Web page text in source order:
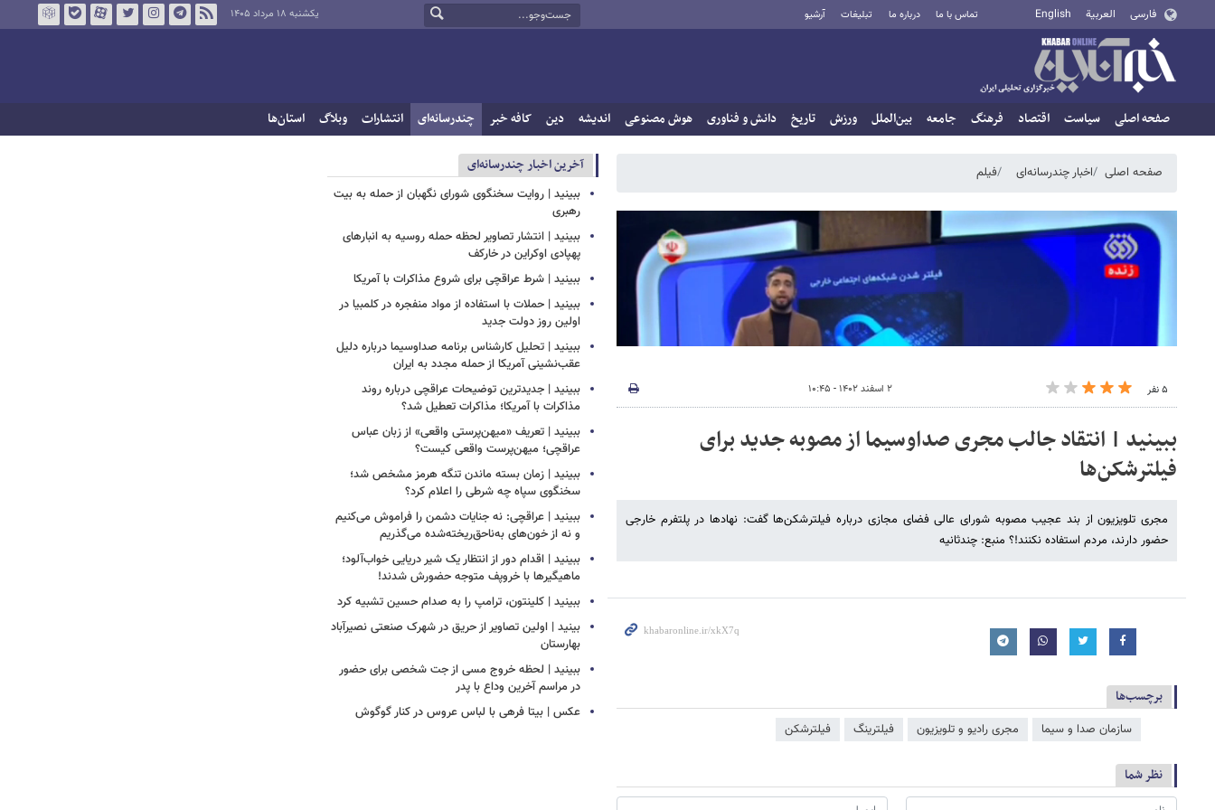
فارسی العربية English تماس با ما درباره ما تبلیغات آرشیو یکشنبه ۱۸ مرداد ۱۴۰۵
صفحه اصلی سیاست اقتصاد فرهنگ جامعه بین‌الملل ورزش تاریخ دانش و فناوری هوش مصنوعی اندیشه دین کافه خبر چندرسانه‌ای انتشارات وبلاگ استان‌ها
صفحه اصلی اخبار چندرسانه‌ای فیلم
۵ نفر ۲ اسفند ۱۴۰۲ - ۱۰:۴۵
ببینید | انتقاد جالب مجری صداوسیما از مصوبه جدید برای
فیلترشکن‌ها
مجری تلویزیون از بند عجیب مصوبه شورای عالی فضای مجازی درباره فیلترشکن‌ها گفت: نهادها در پلتفرم خارجی
حضور دارند، مردم استفاده نکنند!؟ منبع: چندثانیه
برچسب‌ها
سازمان صدا و سیما مجری رادیو و تلویزیون فیلترینگ فیلترشکن
نظر شما
آخرین اخبار چندرسانه‌ای
ببینید | روایت سخنگوی شورای نگهبان از حمله به بیت
رهبری
ببینید | انتشار تصاویر لحظه حمله روسیه به انبارهای
پهپادی اوکراین در خارکف
ببینید | شرط عراقچی برای شروع مذاکرات با آمریکا
ببینید | حملات با استفاده از مواد منفجره در کلمبیا در
اولین روز دولت جدید
ببینید | تحلیل کارشناس برنامه صداوسیما درباره دلیل
عقب‌نشینی آمریکا از حمله مجدد به ایران
ببینید | جدیدترین توضیحات عراقچی درباره روند
مذاکرات با آمریکا؛ مذاکرات تعطیل شد؟
ببینید | تعریف «میهن‌پرستی واقعی» از زبان عباس
عراقچی؛ میهن‌پرست واقعی کیست؟
ببینید | زمان بسته ماندن تنگه هرمز مشخص شد؛
سخنگوی سپاه چه شرطی را اعلام کرد؟
ببینید | عراقچی: نه جنایات دشمن را فراموش می‌کنیم
و نه از خون‌های به‌ناحق‌ریخته‌شده می‌گذریم
ببینید | اقدام دور از انتظار یک شیر دریایی خواب‌آلود؛
ماهیگیرها با خروپف متوجه حضورش شدند!
ببینید | کلینتون، ترامپ را به صدام حسین تشبیه کرد
بینید | اولین تصاویر از حریق در شهرک صنعتی نصیرآباد
بهارستان
ببینید | لحظه خروج مسی از جت شخصی برای حضور
در مراسم آخرین وداع با پدر
عکس | بیتا فرهی با لباس عروس در کنار گوگوش